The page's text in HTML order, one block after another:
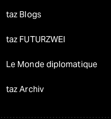
taz Blogs
taz FUTURZWEI
Le Monde diplomatique
taz Archiv